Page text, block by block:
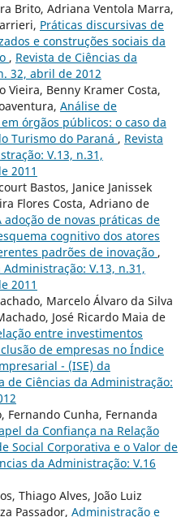
Brito, Adriana Ventola Marra,
Práticas discursivas de
e construções sociais da
, Revista de Ciências da
32, abril de 2012
Vieira, Benny Kramer Costa,
Análise de
órgãos públicos: o caso da
Turismo do Paraná , Revista
V.13, n.31,
2011
Bastos, Janice Janissek
Flores Costa, Adriano de
adoção de novas práticas de
cognitivo dos atores
padrões de inovação ,
V.13, n.31,
2011
Marcelo Álvaro da Silva
José Ricardo Maia de
entre investimentos
de empresas no Índice
- (ISE) da
de Ciências da Administração:
Fernando Cunha, Fernanda
da Confiança na Relação
Social Corporativa e o Valor de
da Administração: V.16
Thiago Alves, João Luiz
Passador, Administração e